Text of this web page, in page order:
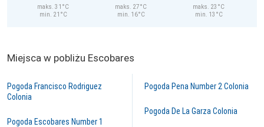
maks. 31°C
min. 21°C
maks. 27°C
min. 16°C
maks. 23°C
min. 13°C
Miejsca w pobliżu Escobares
Pogoda Francisco Rodriguez
Colonia
Pogoda Escobares Number 1
Pogoda Pena Number 2 Colonia
Pogoda De La Garza Colonia